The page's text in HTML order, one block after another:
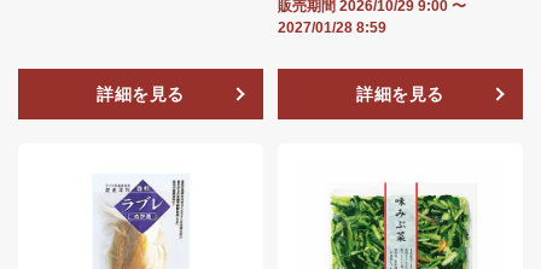
詳細を見る
販売期間 2026/10/29 9:00 〜
2027/01/28 8:59
詳細を見る